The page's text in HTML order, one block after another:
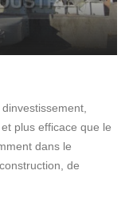
plus efficace que le
dans le
de